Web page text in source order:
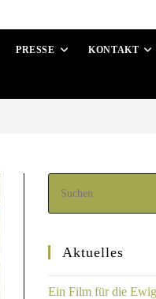
PRESSE KONTAKT
Aktuelles
Ein Film für die